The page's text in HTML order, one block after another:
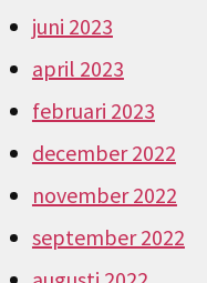
juni 2023
april 2023
februari 2023
december 2022
november 2022
september 2022